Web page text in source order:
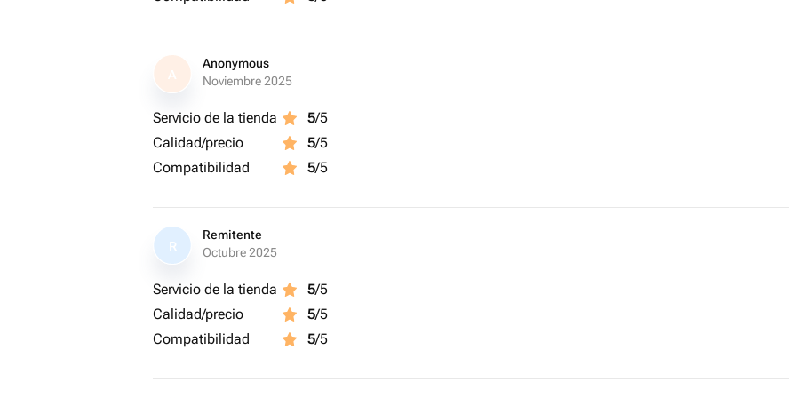
Продолжительность занятия до 3х часов.
A
Anonymous
Noviembre 2025
Servicio de la tienda 5/5
Calidad/precio
5/5
Compatibilidad
5/5
R
Remitente
Octubre 2025
Servicio de la tienda 5/5
Calidad/precio
5/5
Compatibilidad
5/5